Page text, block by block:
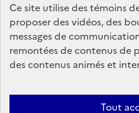
Plan du site Mentions légales
Partagez votre expérience pour
Accessibilité : partiellement
Ce site utilise des témoins
proposer des vidéos, des
messages de
remontées de contenus de
des contenus animés et
Tout